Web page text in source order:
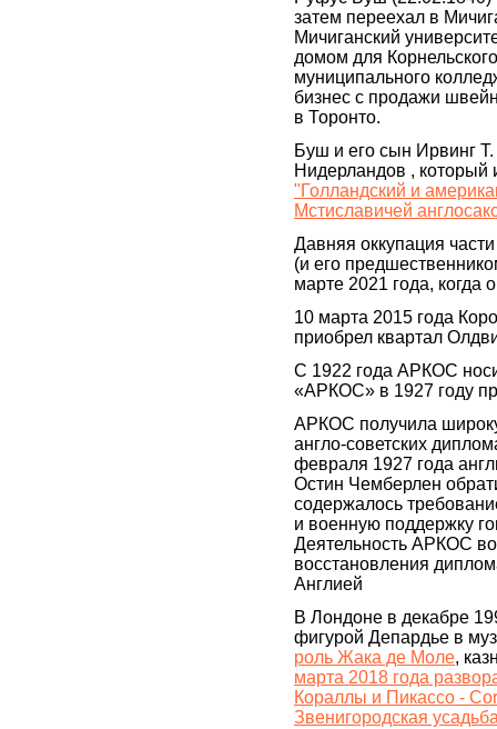
затем переехал в
Мичиганский
домом для
муниципального
бизнес с продажи
в Торонто.
Буш и его сын Ирвинг
Нидерландов ,
"Голландский и
Мстиславичей
Давняя оккупация
(и его
марте 2021 года,
10 марта 2015 года
приобрел квартал
С 1922 года АРКОС
«АРКОС» в 1927 году
АРКОС получила
англо-советских
февраля 1927 года
Остин Чемберлен
содержалось
и военную поддержку
Деятельность АРКОС
восстановления
Англией
В Лондоне в декабре
фигурой Депардье в
роль Жака де Моле,
марта 2018 года
Кораллы и Пикассо -
Звенигородская